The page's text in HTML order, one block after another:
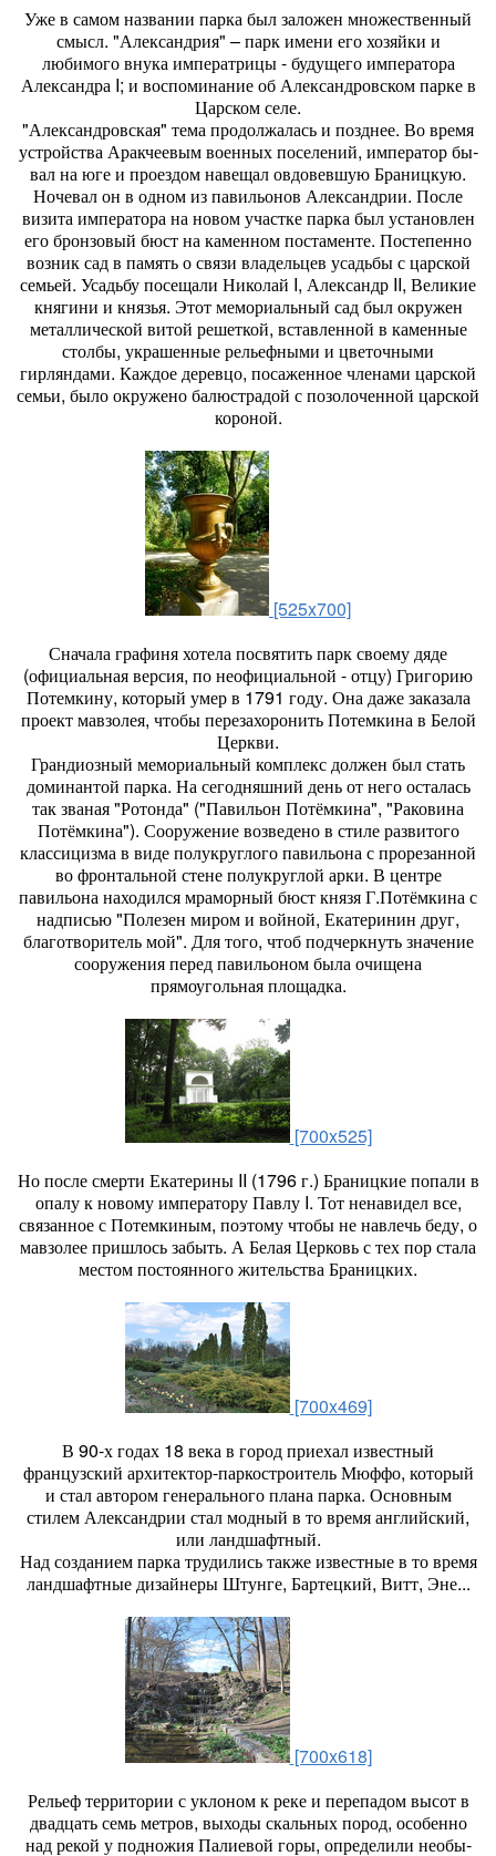
Уже в самом названии парка был заложен множественный
смысл. "Александрия" – парк имени его хозяйки и
любимого внука импе­ратрицы - будущего императора
Александра I; и воспоминание об Александровском парке в
Цар­ском селе.
"Александровская" те­ма продолжалась и позднее. Во время
устройства Аракчеевым во­енных поселений, император бы­
вал на юге и проездом навещал овдовевшую Браницкую.
Ночевал он в одном из павильонов Алек­сандрии. После
визита императо­ра на новом участке парка был ус­тановлен
его бронзовый бюст на каменном постаменте. Постепен­но
возник сад в память о связи владельцев усадьбы с царской
се­мьей. Усадьбу посещали Николай I, Александр II, Великие
княгини и князья. Этот мемориальный сад был окружен
металлической ви­той решеткой, вставленной в ка­менные
столбы, украшенные ре­льефными и цветочными
гирляндами. Каждое деревцо, по­саженное членами царской
се­мьи, было окружено балюстрадой с позолоченной царской
короной.
[525x700]
Сначала графиня хотела посвятить парк своему дяде
(официальная версия, по неофициальной - отцу) Григорию
Потемкину, который умер в 1791 году. Она даже заказала
проект мавзолея, чтобы перезахоронить Потемкина в Белой
Церкви.
Грандиозный мемориальный комплекс должен был стать
доминантой парка. На сегодняшний день от него осталась
так званая "Ротонда" ("Павильон Потёмкина", "Раковина
Потёмкина"). Сооружение возведено в стиле развитого
классицизма в виде полукруглого павильона с прорезанной
во фронтальной стене полукруглой арки. В центре
павильона находился мраморный бюст князя Г.Потёмкина с
надписью "Полезен миром и войной, Екатеринин друг,
благотворитель мой". Для того, чтоб подчеркнуть значение
сооружения перед павильоном была очищена
прямоугольная площадка.
[700x525]
Но после смерти Екатерины II (1796 г.) Браницкие попали в
опалу к новому императору Павлу I. Тот ненавидел все,
связанное с Потемкиным, поэтому чтобы не навлечь беду, о
мавзолее пришлось забыть. А Белая Церковь с тех пор стала
местом постоянного жительства Браницких.
[700x469]
В 90-х годах 18 века в город приехал известный
французский архитектор-паркостроитель Мюффо, который
и стал автором генерального плана парка. Основным
стилем Александрии стал модный в то время английский,
или ландшафтный.
Над созданием парка трудились также известные в то время
ландшафтные дизайнеры Штунге, Бартецкий, Витт, Эне...
[700x618]
Рельеф территории с уклоном к реке и перепадом высот в
двадцать семь метров, выходы скальных пород, осо­бенно
над рекой у подножия Палиевой горы, определили необы­